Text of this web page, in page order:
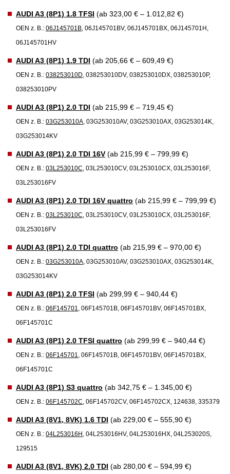
AUDI A3 (8P1) 1.8 TFSI (ab 323,00 € – 1.012,82 €)
OEN z. B.: 06J145701B, 06J145701BV, 06J145701BX, 06J145701H,
06J145701HV
AUDI A3 (8P1) 1.9 TDI (ab 205,66 € – 609,49 €)
OEN z. B.: 038253010D, 038253010DV, 038253010DX, 038253010P,
038253010PV
AUDI A3 (8P1) 2.0 TDI (ab 215,99 € – 719,45 €)
OEN z. B.: 03G253010A, 03G253010AV, 03G253010AX, 03G253014K,
03G253014KV
AUDI A3 (8P1) 2.0 TDI 16V (ab 215,99 € – 799,99 €)
OEN z. B.: 03L253010C, 03L253010CV, 03L253010CX, 03L253016F,
03L253016FV
AUDI A3 (8P1) 2.0 TDI 16V quattro (ab 215,99 € – 799,99 €)
OEN z. B.: 03L253010C, 03L253010CV, 03L253010CX, 03L253016F,
03L253016FV
AUDI A3 (8P1) 2.0 TDI quattro (ab 215,99 € – 970,00 €)
OEN z. B.: 03G253010A, 03G253010AV, 03G253010AX, 03G253014K,
03G253014KV
AUDI A3 (8P1) 2.0 TFSI (ab 299,99 € – 940,44 €)
OEN z. B.: 06F145701, 06F145701B, 06F145701BV, 06F145701BX,
06F145701C
AUDI A3 (8P1) 2.0 TFSI quattro (ab 299,99 € – 940,44 €)
OEN z. B.: 06F145701, 06F145701B, 06F145701BV, 06F145701BX,
06F145701C
AUDI A3 (8P1) S3 quattro (ab 342,75 € – 1.345,00 €)
OEN z. B.: 06F145702C, 06F145702CV, 06F145702CX, 124638, 335379
AUDI A3 (8V1, 8VK) 1.6 TDI (ab 229,00 € – 555,90 €)
OEN z. B.: 04L253016H, 04L253016HV, 04L253016HX, 04L253020S,
129515
AUDI A3 (8V1, 8VK) 2.0 TDI (ab 280,00 € – 594,99 €)